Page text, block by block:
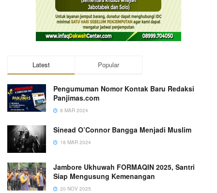
Latest Popular
Pengumuman Nomor Kontak Baru Redaksi
Panjimas.com
8 MAR 2024
Sinead O’Connor Bangga Menjadi Muslim
18 MAR 2024
Jambore Ukhuwah FORMAQIN 2025, Santri
Siap Mengusung Kemenangan
20 NOV 2025